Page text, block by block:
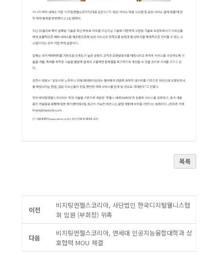
목록
이전
비지팅엔젤스코리아, 사단법인 한국디지털웰니스협
회 임원 (부회장) 위촉
다음
비지팅엔젤스코리아, 연세대 인공지능융합대학과 상
호협력 MOU 체결